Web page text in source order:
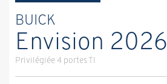
BUICK
Envision 2026
Privilégiée 4 portes TI